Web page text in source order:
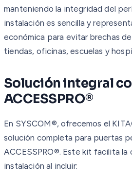
manteniendo la integridad del
instalación es sencilla y
económica para evitar brechas
tiendas, oficinas, escuelas y
Solución integral
ACCESSPRO®
En SYSCOM®, ofrecemos el
solución completa para puertas
ACCESSPRO®. Este kit facilita la
instalación al incluir: